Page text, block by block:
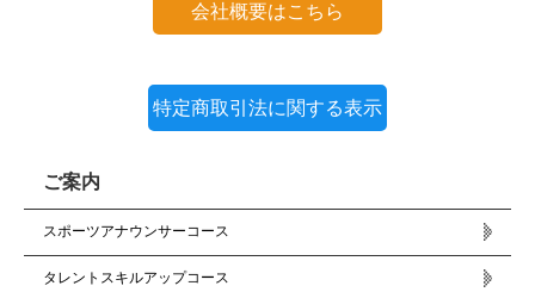
会社概要はこちら
特定商取引法に関する表示
ご案内
スポーツアナウンサーコース
タレントスキルアップコース